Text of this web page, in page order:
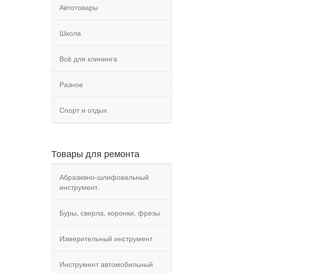
Автотовары
Школа
Всё для клининга
Разное
Спорт и отдых
Товары для ремонта
Абразивно-шлифовальный
инструмент.
Буры, сверла, коронки, фрезы
Измерительный инструмент
Инструмент автомобильный